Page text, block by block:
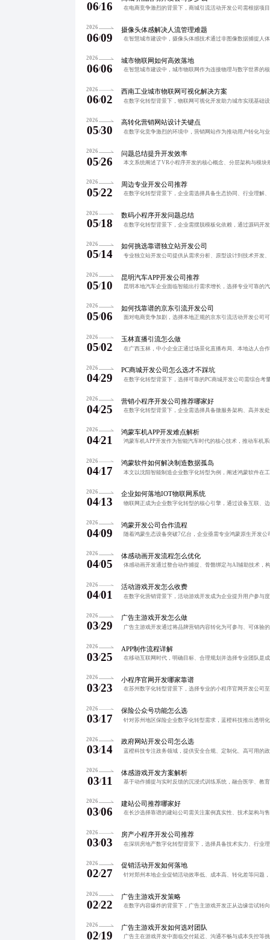
06/16
2026
06/09
摄像头体感解决人流管理难题
2026
06/06
城市物联网如何高效落地
2026
06/02
西南工业城市物联网可视化解决方案
2026
05/30
高转化营销网站设计关键点
2026
05/26
问题总结提升开发效率
2026
05/22
周边专业开发公司推荐
2026
05/18
数码小程序开发问题总结
2026
05/14
如何挑选靠谱独立站开发公司
2026
05/10
昆明汽车APP开发公司推荐
2026
05/06
如何找靠谱的京东引流开发公司
2026
05/02
玉林直播引流怎么做
2026
04/29
PC商城开发公司怎么选才不踩坑
2026
04/25
营销小程序开发公司推荐哪家好
2026
04/21
鸿蒙车机APP开发难点解析
2026
04/17
鸿蒙软件如何解决制造数据孤岛
2026
04/13
企业如何落地IOT物联网系统
2026
04/09
鸿蒙开发公司合作流程
2026
04/05
体感动画开发流程怎么优化
2026
04/01
活动游戏开发怎么收费
2026
03/29
广告主游戏开发怎么做
2026
03/25
APP制作流程详解
2026
03/23
小程序官网开发哪家靠谱
2026
03/17
保险公众号功能怎么选
2026
03/14
政府网站开发公司怎么选
2026
03/11
体感游戏开发方案解析
2026
03/06
建站公司推荐哪家好
2026
03/03
房产小程序开发公司推荐
2026
02/27
促销活动开发如何落地
2026
02/22
广告主游戏开发策略
2026
02/19
广告主游戏开发如何选对团队